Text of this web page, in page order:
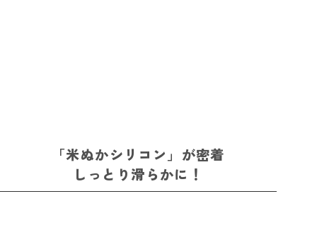
「米ぬかシリコン」が密着
しっとり滑らかに！